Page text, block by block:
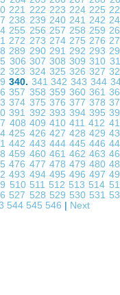
221 222 223 224 225
238 239 240 241 242
255 256 257 258 259
272 273 274 275 276
289 290 291 292 293
306 307 308309310
323 324 325 326 327
340. 341342343344
357 358 359 360 361
374 375 376 377 378
391 392 393 394 395
408 409 410411412
425 426 427 428 429
442 443 444 445 446
459 460 461 462 463
476 477 478 479 480
493 494 495 496 497
510 511 512 513 514
527 528 529 530 531
544 545 546 Next